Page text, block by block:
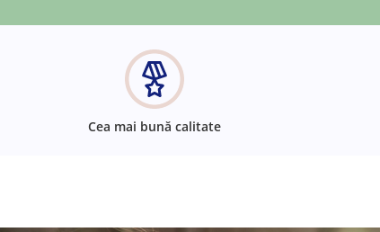
Cea mai bună calitate